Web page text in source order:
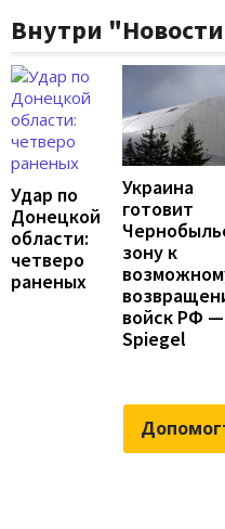
Внутри
Удар по
Донецкой
области:
четверо
раненых
Украина
готовит
зону к
войск РФ
Spiegel